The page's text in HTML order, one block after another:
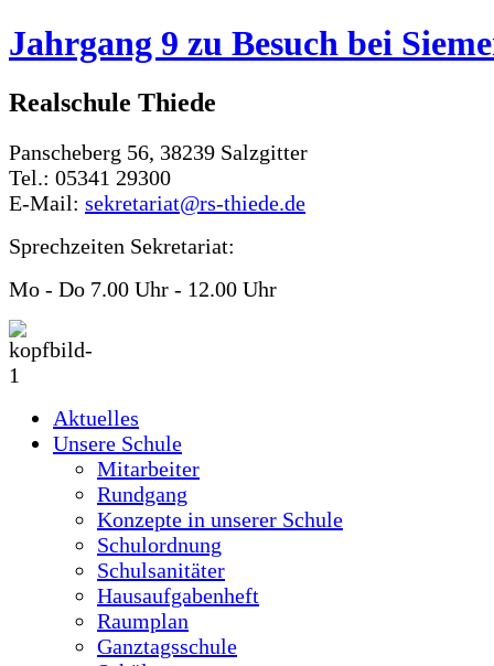
Jahrgang 9 zu Besuch bei
Realschule Thiede
Panscheberg 56, 38239 Salzgitter
Tel.: 05341 29300
E-Mail: sekretariat@rs-thiede.de
Sprechzeiten Sekretariat:
Mo - Do 7.00 Uhr - 12.00 Uhr
Aktuelles
Unsere Schule
Mitarbeiter
Rundgang
Konzepte in unserer Schule
Schulordnung
Schulsanitäter
Hausaufgabenheft
Raumplan
Ganztagsschule